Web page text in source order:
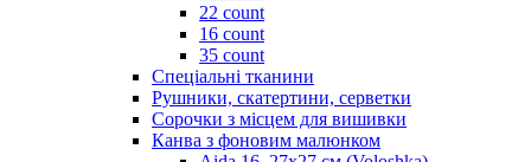
22 count
16 count
35 count
Спеціальні тканини
Рушники, скатертини, серветки
Сорочки з місцем для вишивки
Канва з фоновим малюнком